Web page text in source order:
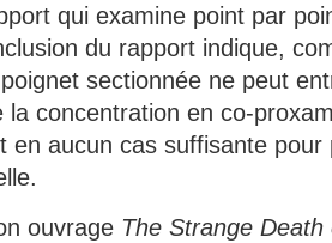
qui examine point par
du rapport indique,
sectionnée ne peut
la concentration en co-
en aucun cas suffisante
ouvrage The Strange Death